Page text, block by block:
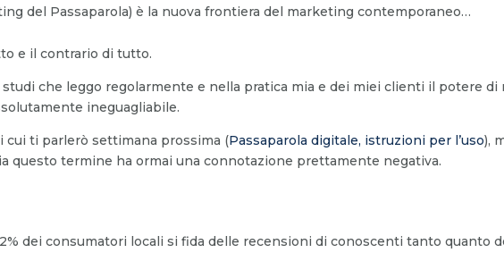
del Passaparola) è la nuova frontiera del marketing contemporaneo…
e il contrario di tutto.
che leggo regolarmente e nella pratica mia e dei miei clienti il potere di
ineguagliabile.
cui ti parlerò settimana prossima (Passaparola digitale, istruzioni per l’uso),
questo termine ha ormai una connotazione prettamente negativa.
dei consumatori locali si fida delle recensioni di conoscenti tanto quanto